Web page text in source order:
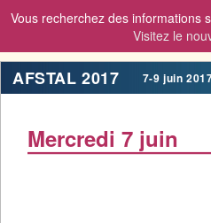
Vous recherchez des informations
Visitez le
AFSTAL 2017 7-9 juin
Mercredi 7 juin